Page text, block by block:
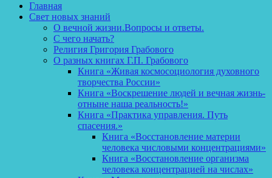
Главная
Свет новых знаний
О вечной жизни.Вопросы и ответы.
С чего начать?
Религия Григория Грабового
О разных книгах Г.П. Грабового
Книга «Живая космосоциология духовного
творчества России»
Книга «Воскрешение людей и вечная жизнь-
отныне наша реальность!»
Книга «Практика управления. Путь
спасения.»
Книга «Восстановление материи
человека числовыми концентрациями»
Книга «Восстановление организма
человека концентрацией на числах»